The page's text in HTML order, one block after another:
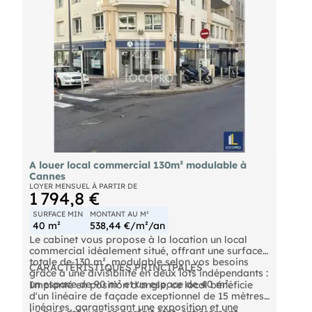
A louer local commercial 130m² modulable à
Cannes
LOYER MENSUEL À PARTIR DE
1 794,8 €
SURFACE MIN
40 m²
MONTANT AU M²
538,44 €/m²/an
Le cabinet vous propose à la location un local
commercial idéalement situé, offrant une surface
totale de 130 m², modulable selon vos besoins
grâce à une divisibilité en deux lots indépendants :
un espace de 90 m² et un espace de 40 m².
CARACTÉRISTIQUES PRINCIPALES
Implanté en position d'angle, ce local bénéficie
d'un linéaire de façade exceptionnel de 15 mètres
linéaires, garantissant une exposition et une